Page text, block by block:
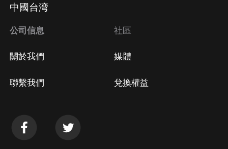
中國台湾
公司信息
關於我們
聯繫我們
社區
媒體
兌換權益